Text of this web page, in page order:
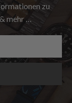
zu
mehr …